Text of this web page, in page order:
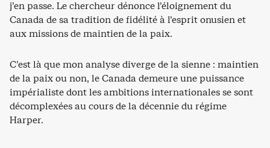
j’en passe. Le chercheur dénonce l’éloignement du
Canada de sa tradition de fidélité à l’esprit onusien et
aux missions de maintien de la paix.
C’est là que mon analyse diverge de la sienne : maintien
de la paix ou non, le Canada demeure une puissance
impérialiste dont les ambitions internationales se sont
décomplexées au cours de la décennie du régime
Harper.